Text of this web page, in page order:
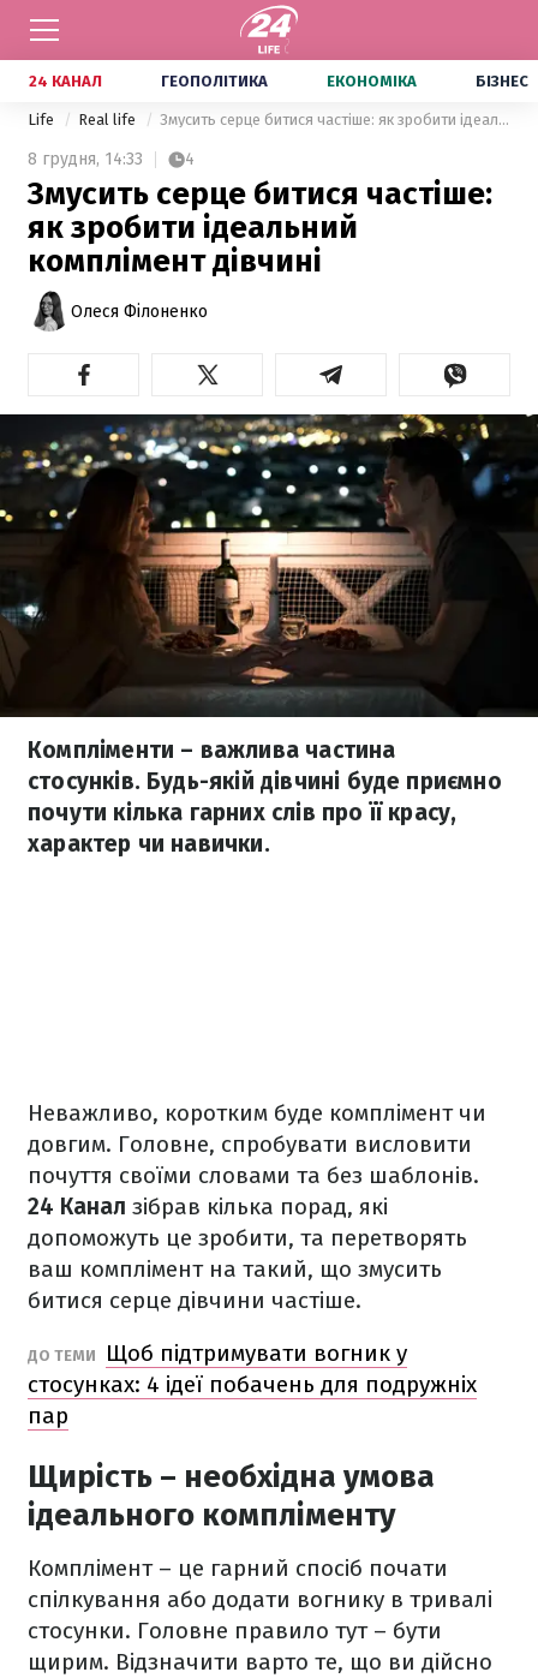
24 КАНАЛ ГЕОПОЛІТИКА ЕКОНОМІКА БІЗНЕС
Life Real life Змусить серце битися частіше: як зробити ідеальний комплімент дівчині
8 грудня, 14:33 4
Змусить серце битися частіше:
як зробити ідеальний
комплімент дівчині
Олеся Філоненко
Компліменти – важлива частина
стосунків. Будь-якій дівчині буде приємно
почути кілька гарних слів про її красу,
характер чи навички.
Неважливо, коротким буде комплімент чи
довгим. Головне, спробувати висловити
почуття своїми словами та без шаблонів.
24 Канал зібрав кілька порад, які
допоможуть це зробити, та перетворять
ваш комплімент на такий, що змусить
битися серце дівчини частіше.
ДО ТЕМИ
Щоб підтримувати вогник у
стосунках: 4 ідеї побачень для подружніх
пар
Щирість – необхідна умова
ідеального компліменту
Комплімент – це гарний спосіб почати
спілкування або додати вогнику в тривалі
стосунки. Головне правило тут – бути
щирим. Відзначити варто те, що ви дійсно